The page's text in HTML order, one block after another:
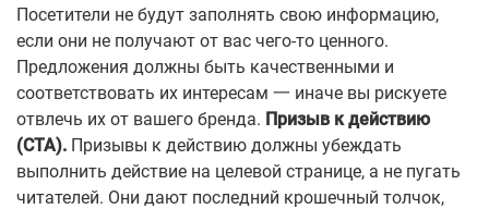
Посетители не будут заполнять свою информацию,
если они не получают от вас чего-то ценного.
Предложения должны быть качественными и
соответствовать их интересам 一 иначе вы рискуете
отвлечь их от вашего бренда. Призыв к действию
(CTA). Призывы к действию должны убеждать
выполнить действие на целевой странице, а не пугать
читателей. Они дают последний крошечный толчок,